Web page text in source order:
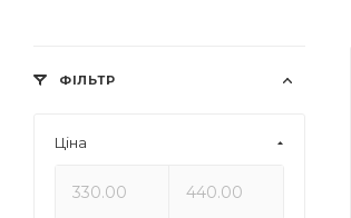
ФІЛЬТР
Ціна